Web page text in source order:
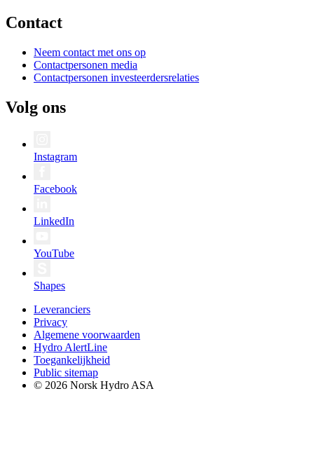
Contact
Neem contact met ons op
Contactpersonen media
Contactpersonen investeerdersrelaties
Volg ons
Instagram
Facebook
LinkedIn
YouTube
Shapes
Leveranciers
Privacy
Algemene voorwaarden
Hydro AlertLine
Toegankelijkheid
Public sitemap
© 2026 Norsk Hydro ASA